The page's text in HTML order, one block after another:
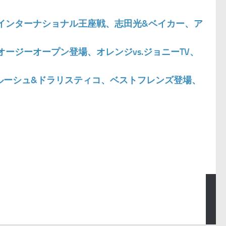
ンターナショナル王座戦、志田光&ベイカー、ア
ジーオープン登場、オレンジvs.ジョニーTV、
シュ&ドラリスティコ、ベストフレンズ登場、